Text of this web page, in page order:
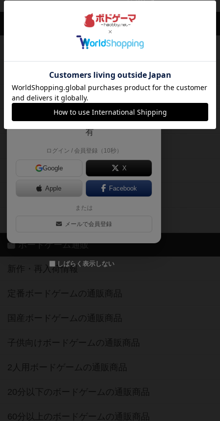
閉じる
ボードゲームのプレイ履歴を記録し
て、
自分のデータを管理しませんか？
遊んだボードゲームを記録する
気になるゲームのレビューを読む
お気に入り作品・所有リストの共
有
ログイン / 会員登録（10秒）
Google X
Apple Facebook
または
メールで会員登録
しばらく表示しない
ボードゲームを検索する
ボードゲームの新着レビュー
ボードゲーム会情報
メカニクス特集
掲示板・トピックス
ボドとも・会員一覧
ボードゲーム業界コラム
ボドゲーマご利用案内
ボードゲーム通販
新作・再入荷情報
定番ボードゲームの通販商品
国産ボードゲームの通販商品
子供向けボードゲームの通販商品
2人用ボードゲームの通販商品
20分以下のボードゲームの通販商品
60分以上のボードゲームの通販商品